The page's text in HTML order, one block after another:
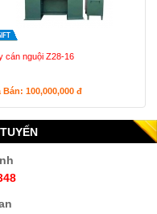
cán nguội Z28-16
Bán: 100,000,000 đ